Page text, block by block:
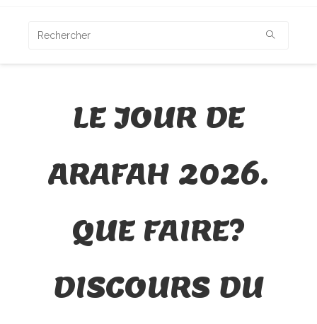
LE JOUR DE
ARAFAH 2026.
QUE FAIRE?
DISCOURS DU